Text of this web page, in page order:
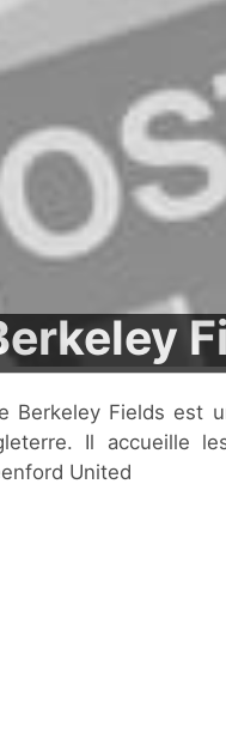
Il accueille
United